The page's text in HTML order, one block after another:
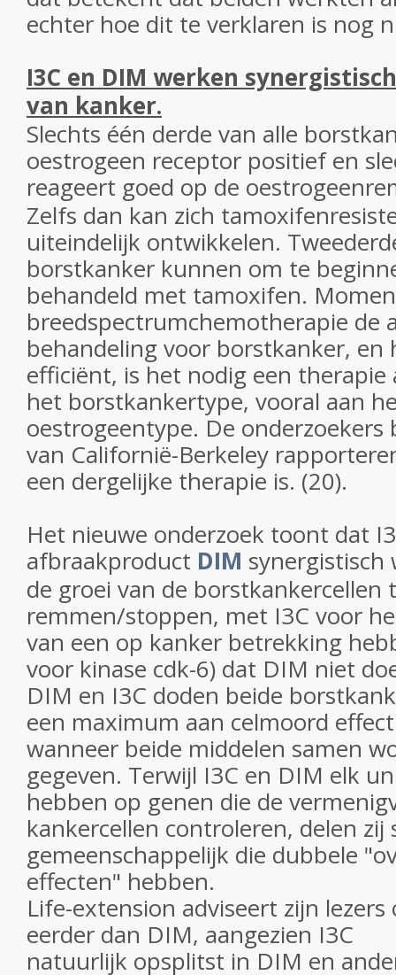
echter hoe dit te verklaren is nog
I3C en DIM werken
van kanker.
Slechts één derde van alle
oestrogeen receptor positief en
reageert goed op de
Zelfs dan kan zich
uiteindelijk ontwikkelen.
borstkanker kunnen om te
behandeld met tamoxifen.
breedspectrumchemotherapie de
behandeling voor borstkanker, en
efficiënt, is het nodig een therapie
het borstkankertype, vooral aan
oestrogeentype. De onderzoekers
van Californië-Berkeley
een dergelijke therapie is. (20).
Het nieuwe onderzoek toont dat
afbraakproduct DIM synergistisch
de groei van de borstkankercellen
remmen/stoppen, met I3C voor
van een op kanker betrekking
voor kinase cdk-6) dat DIM niet
DIM en I3C doden beide
een maximum aan celmoord
wanneer beide middelen samen
gegeven. Terwijl I3C en DIM elk
hebben op genen die de
kankercellen controleren, delen
gemeenschappelijk die dubbele
effecten" hebben.
Life-extension adviseert zijn
eerder dan DIM, aangezien I3C
natuurlijk opsplitst in DIM en